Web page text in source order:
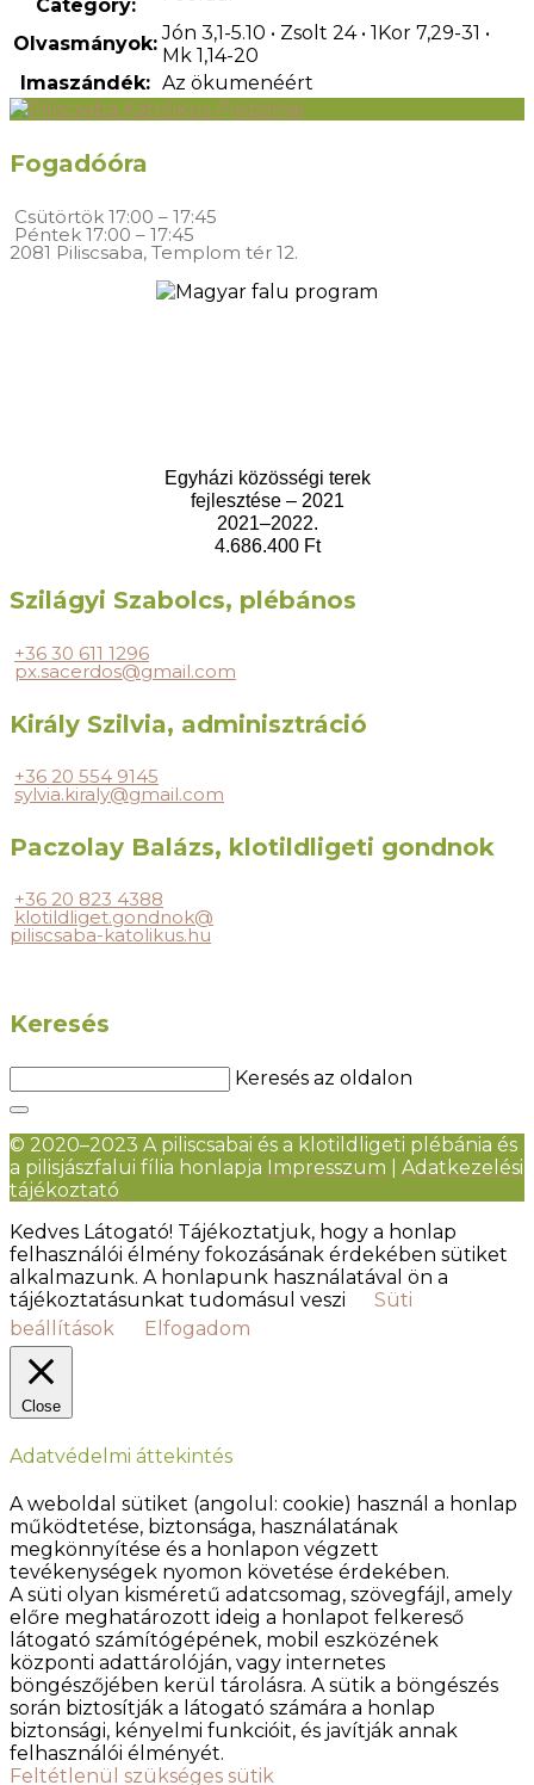
Category:
Olvasmányok: Jón 3,1-5.10 • Zsolt 24 • 1Kor 7,29-31 •
Mk 1,14-20
Imaszándék: Az ökumenéért
Fogadóóra
Csütörtök 17:00 – 17:45
Péntek 17:00 – 17:45
2081 Piliscsaba, Templom tér 12.
Egyházi közösségi terek
fejlesztése – 2021
2021–2022.
4.686.400 Ft
Szilágyi Szabolcs, plébános
+36 30 611 1296
px.sacerdos@gmail.com
Király Szilvia, adminisztráció
+36 20 554 9145
sylvia.kiraly@gmail.com
Paczolay Balázs, klotildligeti gondnok
+36 20 823 4388
klotildliget.gondnok@
piliscsaba-katolikus.hu
Keresés
Keresés az oldalon
© 2020–2023 A piliscsabai és a klotildligeti plébánia és
a pilisjászfalui fília honlapja Impresszum
Adatkezelési
tájékoztató
Kedves Látogató! Tájékoztatjuk, hogy a honlap
felhasználói élmény fokozásának érdekében sütiket
alkalmazunk. A honlapunk használatával ön a
tájékoztatásunkat tudomásul veszi
Süti
beállítások
Elfogadom
Close
Adatvédelmi áttekintés
A weboldal sütiket (angolul: cookie) használ a honlap
működtetése, biztonsága, használatának
megkönnyítése és a honlapon végzett
tevékenységek nyomon követése érdekében.
A süti olyan kisméretű adatcsomag, szövegfájl, amely
előre meghatározott ideig a honlapot felkereső
látogató számítógépének, mobil eszközének
központi adattárolóján, vagy internetes
böngészőjében kerül tárolásra. A sütik a böngészés
során biztosítják a látogató számára a honlap
biztonsági, kényelmi funkcióit, és javítják annak
felhasználói élményét.
Feltétlenül szükséges sütik